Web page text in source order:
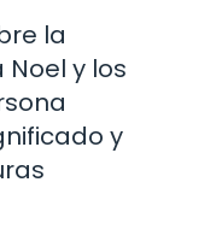
la
y los
y